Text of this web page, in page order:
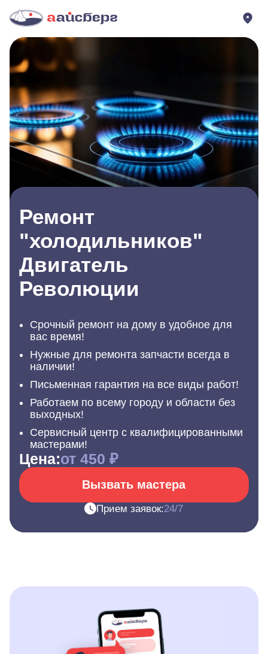
Ремонт
"холодильников"
Двигатель
Революции
Срочный ремонт на дому в удобное для
вас время!
Нужные для ремонта запчасти всегда в
наличии!
Письменная гарантия на все виды работ!
Работаем по всему городу и области без
выходных!
Сервисный центр с квалифицированными
мастерами!
Цена:от 450 ₽
Вызвать мастера
Прием заявок:24/7